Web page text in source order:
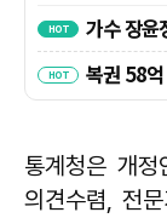
통계청은 개
의견수렴, 전